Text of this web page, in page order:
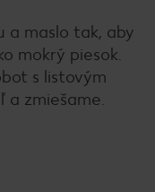
a maslo tak, aby
mokrý piesok.
s listovým
a zmiešame.